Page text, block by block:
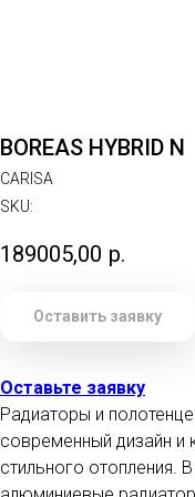
BOREAS HYBRID N
CARISA
SKU:
189005,00 р.
Оставить заявку
Оставьте заявку
Радиаторы и
современный дизайн и
стильного отопления.